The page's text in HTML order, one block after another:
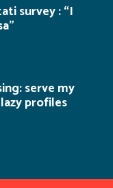
survey : “I
serve my
profiles